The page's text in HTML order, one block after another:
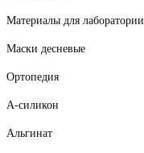
Материалы для лаборатории
Маски десневые
Ортопедия
А-силикон
Альгинат